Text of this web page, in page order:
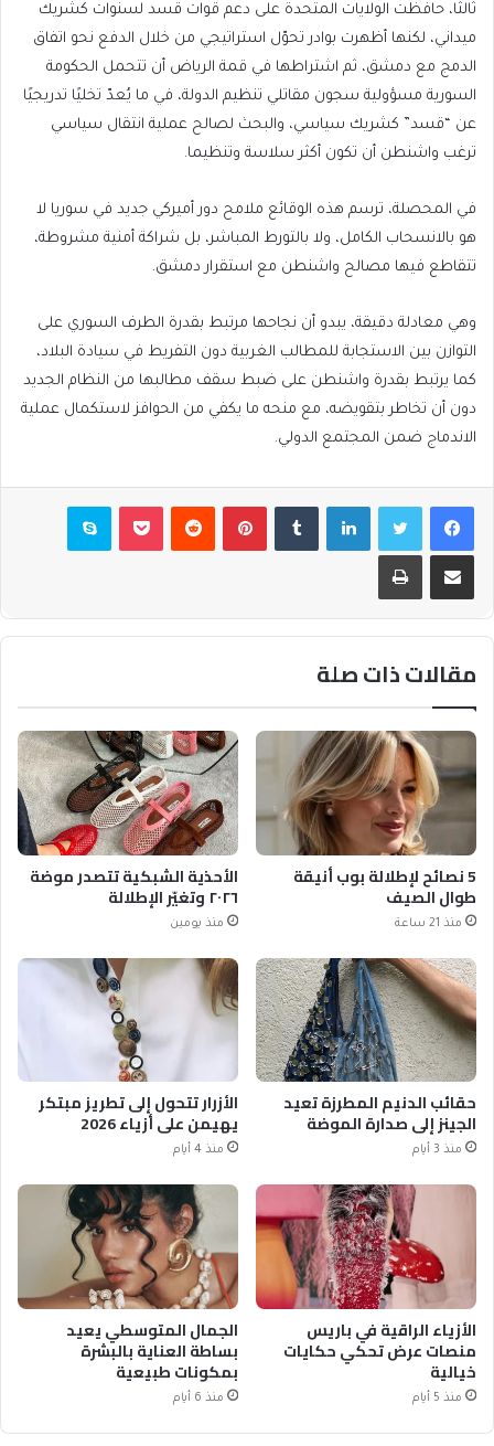
ثالثا، حافظت الولايات المتحدة على دعم قوات قسد لسنوات كشريك
ميداني، لكنها أظهرت بوادر تحوّل استراتيجي من خلال الدفع نحو اتفاق
الدمج مع دمشق، ثم اشتراطها في قمة الرياض أن تتحمل الحكومة
السورية مسؤولية سجون مقاتلي تنظيم الدولة، في ما يُعدّ تخليًا تدريجيًا
عن “قسد” كشريك سياسي، والبحث لصالح عملية انتقال سياسي
ترغب واشنطن أن تكون أكثر سلاسة وتنظيما.
في المحصلة، ترسم هذه الوقائع ملامح دور أميركي جديد في سوريا لا
هو بالانسحاب الكامل، ولا بالتورط المباشر، بل شراكة أمنية مشروطة،
تتقاطع فيها مصالح واشنطن مع استقرار دمشق.
وهي معادلة دقيقة، يبدو أن نجاحها مرتبط بقدرة الطرف السوري على
التوازن بين الاستجابة للمطالب الغربية دون التفريط في سيادة البلاد،
كما يرتبط بقدرة واشنطن على ضبط سقف مطالبها من النظام الجديد
دون أن تخاطر بتقويضه، مع منحه ما يكفي من الحوافز لاستكمال عملية
الاندماج ضمن المجتمع الدولي.
فيسبوكتويتر لينكدإن بينتيريست بوكيت سكايب
مشاركة عبر البريد طباعة
مقالات ذات صلة
5 نصائح لإطلالة بوب أنيقة
طوال الصيف
منذ 21 ساعة
الأحذية الشبكية تتصدر موضة
٢٠٢٦ وتغيّر الإطلالة
منذ يومين
حقائب الدنيم المطرزة تعيد
الجينز إلى صدارة الموضة
منذ 3 أيام
الأزرار تتحول إلى تطريز مبتكر
يهيمن على أزياء 2026
منذ 4 أيام
الأزياء الراقية في باريس
منصات عرض تحكي حكايات
خيالية
منذ 5 أيام
الجمال المتوسطي يعيد
بساطة العناية بالبشرة
بمكونات طبيعية
منذ 6 أيام